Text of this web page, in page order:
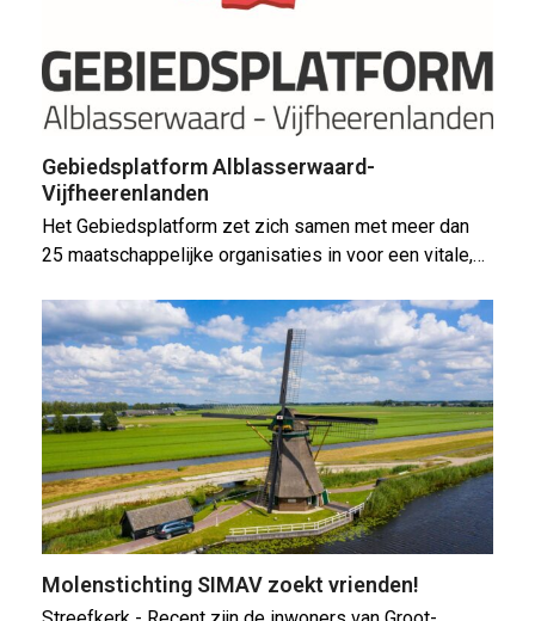
Gebiedsplatform Alblasserwaard-
Vijfheerenlanden
Het Gebiedsplatform zet zich samen met meer dan
25 maatschappelijke organisaties in voor een vitale,…
Molenstichting SIMAV zoekt vrienden!